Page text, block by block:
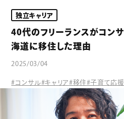
独立キャリア
40代のフリーランスがコン
海道に移住した理由
2025/03/04
#コンサル#キャリア#移住#子育て応援